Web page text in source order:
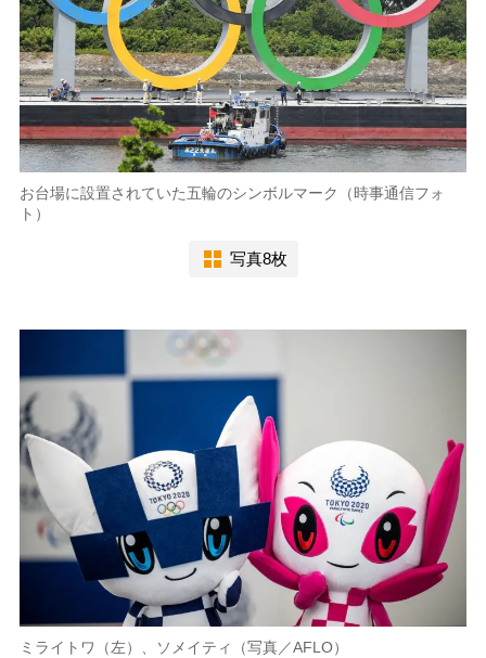
お台場に設置されていた五輪のシンボルマーク（時事通信フォ
ト）
写真8枚
ミライトワ（左）、ソメイティ（写真／AFLO）